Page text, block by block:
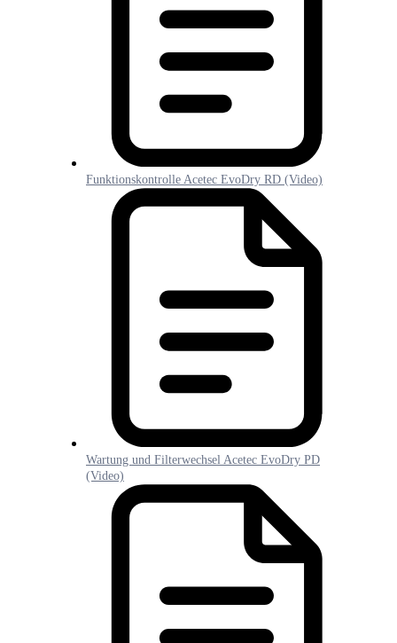
Funktionskontrolle Acetec EvoDry RD (Video)
Wartung und Filterwechsel Acetec EvoDry PD
(Video)